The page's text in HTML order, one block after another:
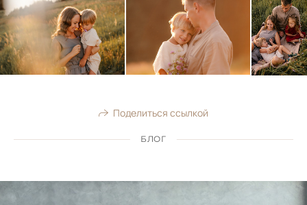
Поделиться ссылкой
БЛОГ